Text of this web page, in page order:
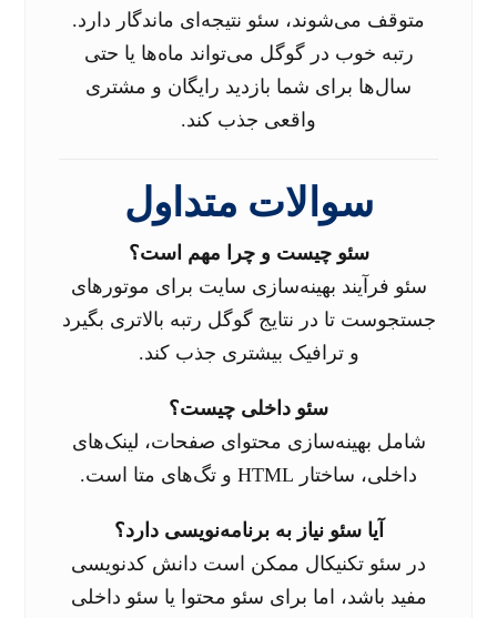
متوقف می‌شوند، سئو نتیجه‌ای ماندگار دارد.
رتبه خوب در گوگل می‌تواند ماه‌ها یا حتی
سال‌ها برای شما بازدید رایگان و مشتری
واقعی جذب کند.
سوالات متداول
سئو چیست و چرا مهم است؟
سئو فرآیند بهینه‌سازی سایت برای موتورهای
جستجوست تا در نتایج گوگل رتبه بالاتری بگیرد
و ترافیک بیشتری جذب کند.
سئو داخلی چیست؟
شامل بهینه‌سازی محتوای صفحات، لینک‌های
داخلی، ساختار HTML و تگ‌های متا است.
آیا سئو نیاز به برنامه‌نویسی دارد؟
در سئو تکنیکال ممکن است دانش کدنویسی
مفید باشد، اما برای سئو محتوا یا سئو داخلی